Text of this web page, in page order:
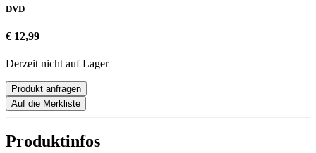
DVD
€ 12,99
Derzeit nicht auf Lager
Produkt anfragen
Auf die Merkliste
Produktinfos